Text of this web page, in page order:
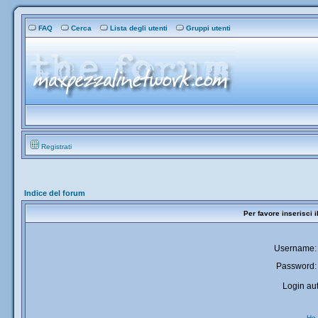
FAQ Cerca Lista degli utenti Gruppi utenti
Registrati
Indice del forum
Per favore inserisci
Username:
Password:
Login